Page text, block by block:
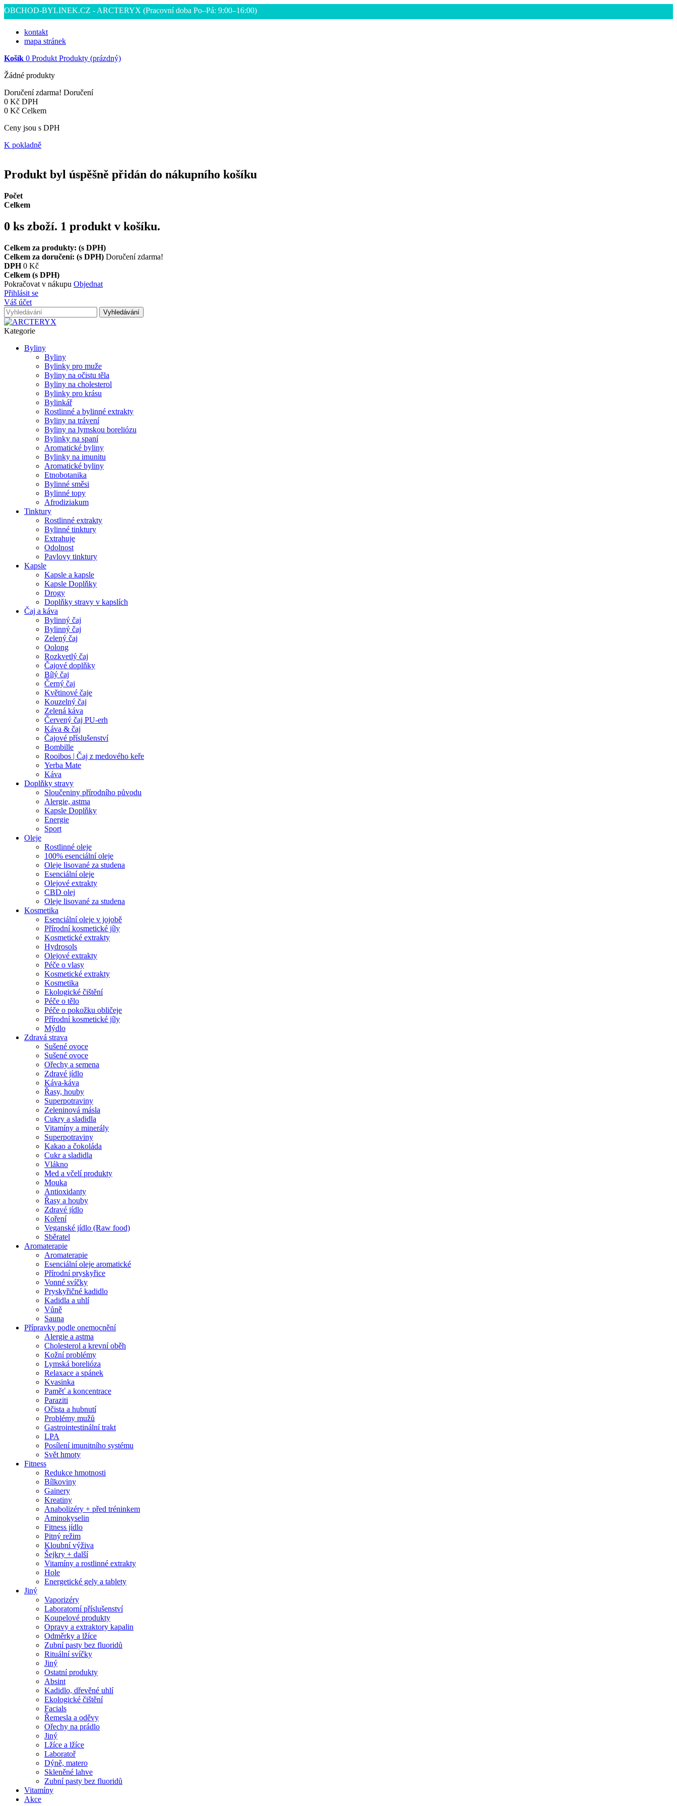
OBCHOD-BYLINEK.CZ - ARCTERYX (Pracovní doba Po–Pá: 9:00–16:00)
kontakt
mapa stránek
Košík 0 Produkt Produkty (prázdný)
Žádné produkty
Doručení zdarma! Doručení
0 Kč DPH
0 Kč Celkem
Ceny jsou s DPH
K pokladně
Produkt byl úspěšně přidán do nákupního košíku
Počet
Celkem
0 ks zboží. 1 produkt v košíku.
Celkem za produkty: (s DPH)
Celkem za doručení: (s DPH) Doručení zdarma!
DPH 0 Kč
Celkem (s DPH)
Pokračovat v nákupu Objednat
Přihlásit se
Váš účet
Vyhledávání
Kategorie
Byliny
Byliny
Bylinky pro muže
Byliny na očistu těla
Byliny na cholesterol
Bylinky pro krásu
Bylinkář
Rostlinné a bylinné extrakty
Byliny na trávení
Byliny na lymskou boreliózu
Bylinky na spaní
Aromatické byliny
Bylinky na imunitu
Aromatické byliny
Etnobotanika
Bylinné směsi
Bylinné topy
Afrodiziakum
Tinktury
Rostlinné extrakty
Bylinné tinktury
Extrahuje
Odolnost
Pavlovy tinktury
Kapsle
Kapsle a kapsle
Kapsle Doplňky
Drogy
Doplňky stravy v kapslích
Čaj a káva
Bylinný čaj
Bylinný čaj
Zelený čaj
Oolong
Rozkvetlý čaj
Čajové doplňky
Bílý čaj
Černý čaj
Květinové čaje
Kouzelný čaj
Zelená káva
Červený čaj PU-erh
Káva & čaj
Čajové příslušenství
Bombille
Rooibos | Čaj z medového keře
Yerba Mate
Káva
Doplňky stravy
Sloučeniny přírodního původu
Alergie, astma
Kapsle Doplňky
Energie
Sport
Oleje
Rostlinné oleje
100% esenciální oleje
Oleje lisované za studena
Esenciální oleje
Olejové extrakty
CBD olej
Oleje lisované za studena
Kosmetika
Esenciální oleje v jojobě
Přírodní kosmetické jíly
Kosmetické extrakty
Hydrosols
Olejové extrakty
Péče o vlasy
Kosmetické extrakty
Kosmetika
Ekologické čištění
Péče o tělo
Péče o pokožku obličeje
Přírodní kosmetické jíly
Mýdlo
Zdravá strava
Sušené ovoce
Sušené ovoce
Ořechy a semena
Zdravé jídlo
Káva-káva
Řasy, houby
Superpotraviny
Zeleninová másla
Cukry a sladidla
Vitamíny a minerály
Superpotraviny
Kakao a čokoláda
Cukr a sladidla
Vlákno
Med a včelí produkty
Mouka
Antioxidanty
Řasy a houby
Zdravé jídlo
Koření
Veganské jídlo (Raw food)
Sběratel
Aromaterapie
Aromaterapie
Esenciální oleje aromatické
Přírodní pryskyřice
Vonné svíčky
Pryskyřičné kadidlo
Kadidla a uhlí
Vůně
Sauna
Přípravky podle onemocnění
Alergie a astma
Cholesterol a krevní oběh
Kožní problémy
Lymská borelióza
Relaxace a spánek
Kvasinka
Paměť a koncentrace
Paraziti
Očista a hubnutí
Problémy mužů
Gastrointestinální trakt
LPA
Posílení imunitního systému
Svět hmoty
Fitness
Redukce hmotnosti
Bílkoviny
Gainery
Kreatiny
Anabolizéry + před tréninkem
Aminokyselin
Fitness jídlo
Pitný režim
Kloubní výživa
Šejkry + další
Vitamíny a rostlinné extrakty
Hole
Energetické gely a tablety
Jiný
Vaporizéry
Laboratorní příslušenství
Koupelové produkty
Opravy a extraktory kapalin
Odměrky a lžíce
Zubní pasty bez fluoridů
Rituální svíčky
Jiný
Ostatní produkty
Absint
Kadidlo, dřevěné uhlí
Ekologické čištění
Facials
Řemesla a oděvy
Ořechy na prádlo
Jiný
Lžíce a lžíce
Laboratoř
Dýně, matero
Skleněné lahve
Zubní pasty bez fluoridů
Vitamíny
Akce